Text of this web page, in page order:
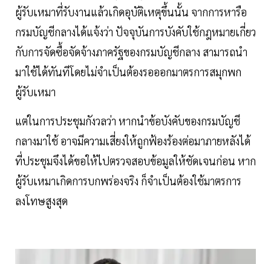
ผู้รับเหมาที่รับงานแล้วเกิดอุบัติเหตุขึ้นนั้น จากการหารือ
กรมบัญชีกลางได้แจ้งว่า ปัจจุบันการบังคับใช้กฎหมายเกี่ยว
กับการจัดซื้อจัดจ้างภาครัฐของกรมบัญชีกลาง สามารถนำ
มาใช้ได้ทันทีโดยไม่จำเป็นต้องรอออกมาตรการสมุกพก
ผู้รับเหมา
แต่ในการประชุมกังวลว่า หากนำข้อบังคับของกรมบัญชี
กลางมาใช้ อาจมีความเสี่ยงให้ถูกฟ้องร้องต่อมาภายหลังได้
ที่ประชุมจึงได้ขอให้ไปตรวจสอบข้อมูลให้ชัดเจนก่อน หาก
ผู้รับเหมาเกิดการบกพร่องจริง ก็จำเป็นต้องใช้มาตรการ
ลงโทษสูงสุด